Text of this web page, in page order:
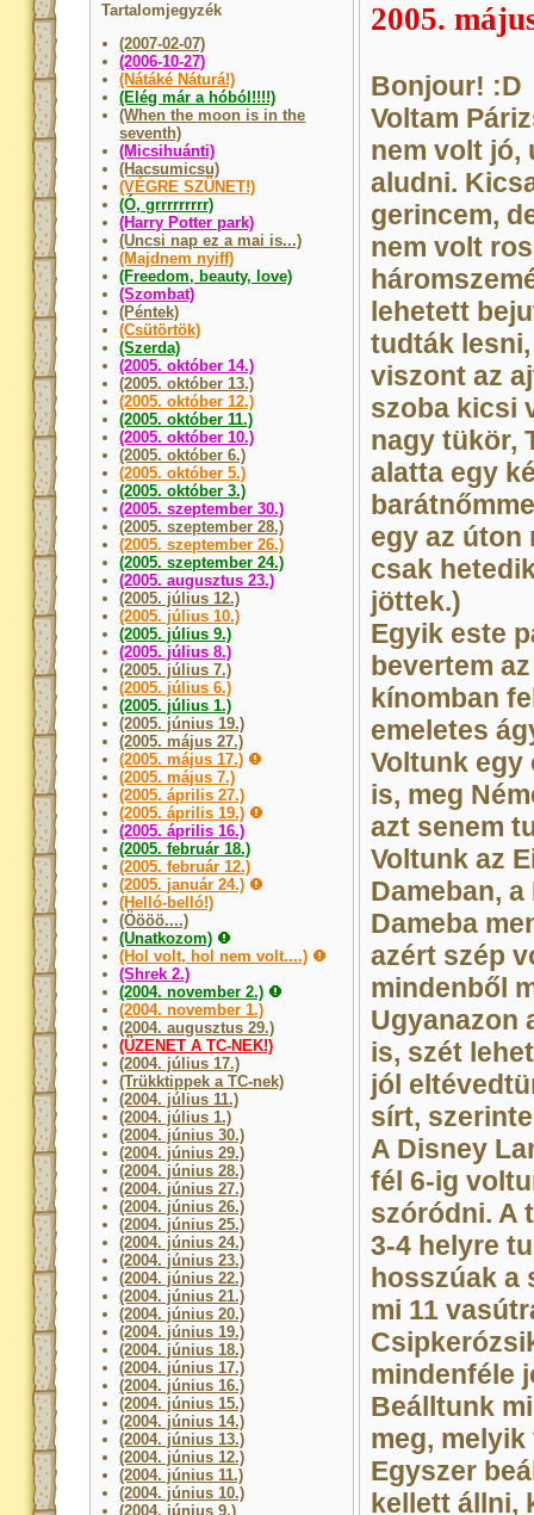
Tartalomjegyzék
(2007-02-07)
(2006-10-27)
(Nátáké Náturá!)
(Elég már a hóból!!!!)
(When the moon is in the
seventh)
(Micsihuánti)
(Hacsumicsu)
(VÉGRE SZÜNET!)
(Ó, grrrrrrrrr)
(Harry Potter park)
(Uncsi nap ez a mai is...)
(Majdnem nyiff)
(Freedom, beauty, love)
(Szombat)
(Péntek)
(Csütörtök)
(Szerda)
(2005. október 14.)
(2005. október 13.)
(2005. október 12.)
(2005. október 11.)
(2005. október 10.)
(2005. október 6.)
(2005. október 5.)
(2005. október 3.)
(2005. szeptember 30.)
(2005. szeptember 28.)
(2005. szeptember 26.)
(2005. szeptember 24.)
(2005. augusztus 23.)
(2005. július 12.)
(2005. július 10.)
(2005. július 9.)
(2005. július 8.)
(2005. július 7.)
(2005. július 6.)
(2005. július 1.)
(2005. június 19.)
(2005. május 27.)
(2005. május 17.)
(2005. május 7.)
(2005. április 27.)
(2005. április 19.)
(2005. április 16.)
(2005. február 18.)
(2005. február 12.)
(2005. január 24.)
(Helló-belló!)
(Öööö....)
(Unatkozom)
(Hol volt, hol nem volt....)
(Shrek 2.)
(2004. november 2.)
(2004. november 1.)
(2004. augusztus 29.)
(ÜZENET A TC-NEK!)
(2004. július 17.)
(Trükktippek a TC-nek)
(2004. július 11.)
(2004. július 1.)
(2004. június 30.)
(2004. június 29.)
(2004. június 28.)
(2004. június 27.)
(2004. június 26.)
(2004. június 25.)
(2004. június 24.)
(2004. június 23.)
(2004. június 22.)
(2004. június 21.)
(2004. június 20.)
(2004. június 19.)
(2004. június 18.)
(2004. június 17.)
(2004. június 16.)
(2004. június 15.)
(2004. június 14.)
(2004. június 13.)
(2004. június 12.)
(2004. június 11.)
(2004. június 10.)
(2004. június 9.)
2005.
Bonjour! :D
Voltam
nem volt jó,
aludni.
gerincem,
nem volt
lehetett
tudták
viszont az
szoba kicsi
nagy tükör,
alatta egy
egy az úton
csak
jöttek.)
Egyik este
bevertem
kínomban
emeletes
Voltunk egy
is, meg
azt senem
Voltunk az
Dameban,
Dameba
azért szép
mindenből
Ugyanazon
is, szét
jól
sírt,
A Disney
fél 6-ig
szóródni. A
3-4 helyre
hosszúak a
mi 11
mindenféle
Beálltunk
meg,
Egyszer
kellett állni,